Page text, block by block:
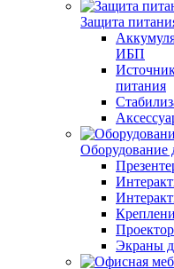
Защита
ИБП
питания
Оборудование
Экраны